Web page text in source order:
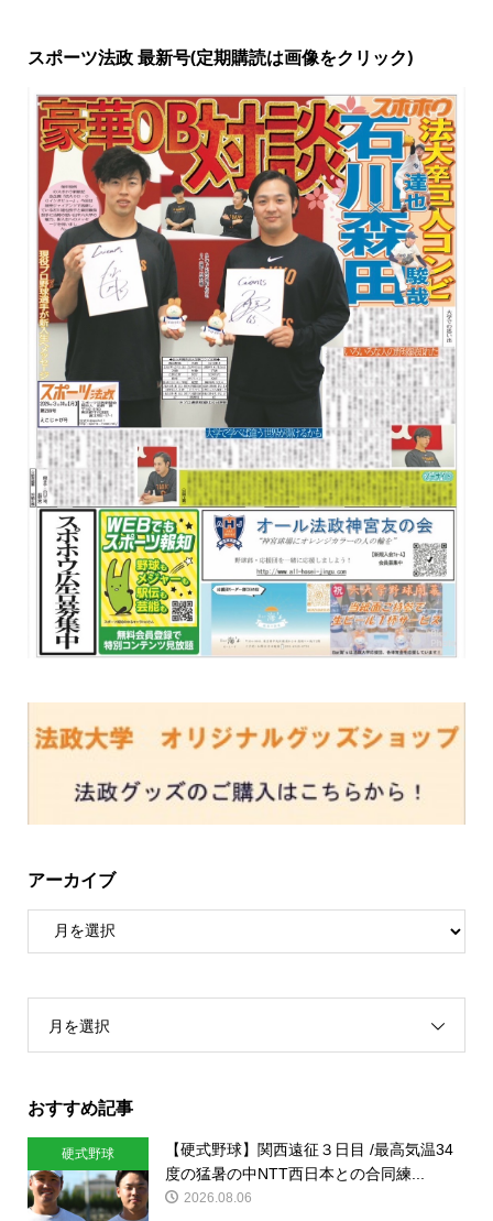
スポーツ法政 最新号(定期購読は画像をクリック)
アーカイブ
月を選択
おすすめ記事
硬式野球
【硬式野球】関西遠征３日目 /最高気温34
度の猛暑の中NTT西日本との合同練...
2026.08.06